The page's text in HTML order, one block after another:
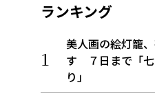
ランキング
美人画の絵灯籠
す ７日まで「七
り」